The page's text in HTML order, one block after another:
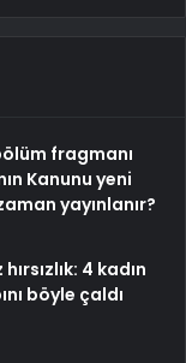
fragmanı
Kanunu yeni
yayınlanır?
4 kadın
böyle çaldı